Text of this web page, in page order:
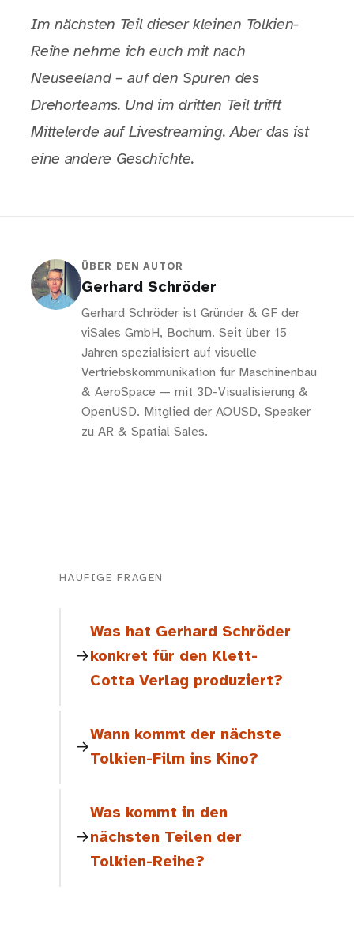
Im nächsten Teil dieser kleinen Tolkien-
Reihe nehme ich euch mit nach
Neuseeland – auf den Spuren des
Drehorteams. Und im dritten Teil trifft
Mittelerde auf Livestreaming. Aber das ist
eine andere Geschichte.
ÜBER DEN AUTOR
Gerhard Schröder
Gerhard Schröder ist Gründer & GF der
viSales GmbH, Bochum. Seit über 15
Jahren spezialisiert auf visuelle
Vertriebskommunikation für Maschinenbau
& AeroSpace — mit 3D-Visualisierung &
OpenUSD. Mitglied der AOUSD, Speaker
zu AR & Spatial Sales.
HÄUFIGE FRAGEN
Was hat Gerhard Schröder
konkret für den Klett-
Cotta Verlag produziert?
Wann kommt der nächste
Tolkien-Film ins Kino?
Was kommt in den
nächsten Teilen der
Tolkien-Reihe?